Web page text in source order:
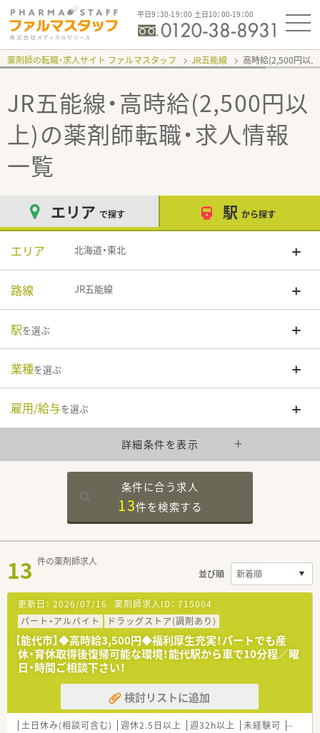
平日9：30-19：00 土日10：00-19：00
薬剤師の転職・求人サイト ファルマスタッフ JR五能線 高時給(2,500円以
JR五能線・高時給(2,500円以
上)の薬剤師転職・求人情報
一覧
エリア で探す 駅 から探す
エリア 北海道・東北
路線 JR五能線
駅を選ぶ
業種を選ぶ
雇用/給与を選ぶ
詳細条件を表示
条件に合う求人
13件を検索する
13 件の薬剤師求人
並び順
更新日： 2026/07/16 薬剤師求人ID： 715004
パート・アルバイト
ドラッグストア(調剤あり)
【能代市】◆高時給3,500円◆福利厚生充実！パートでも産
休・育休取得後復帰可能な環境！能代駅から車で10分程／曜
日・時間ご相談下さい！
検討リストに追加
土日休み(相談可含む) 週休2.5日以上 週32h以上 未経験可 ブラン